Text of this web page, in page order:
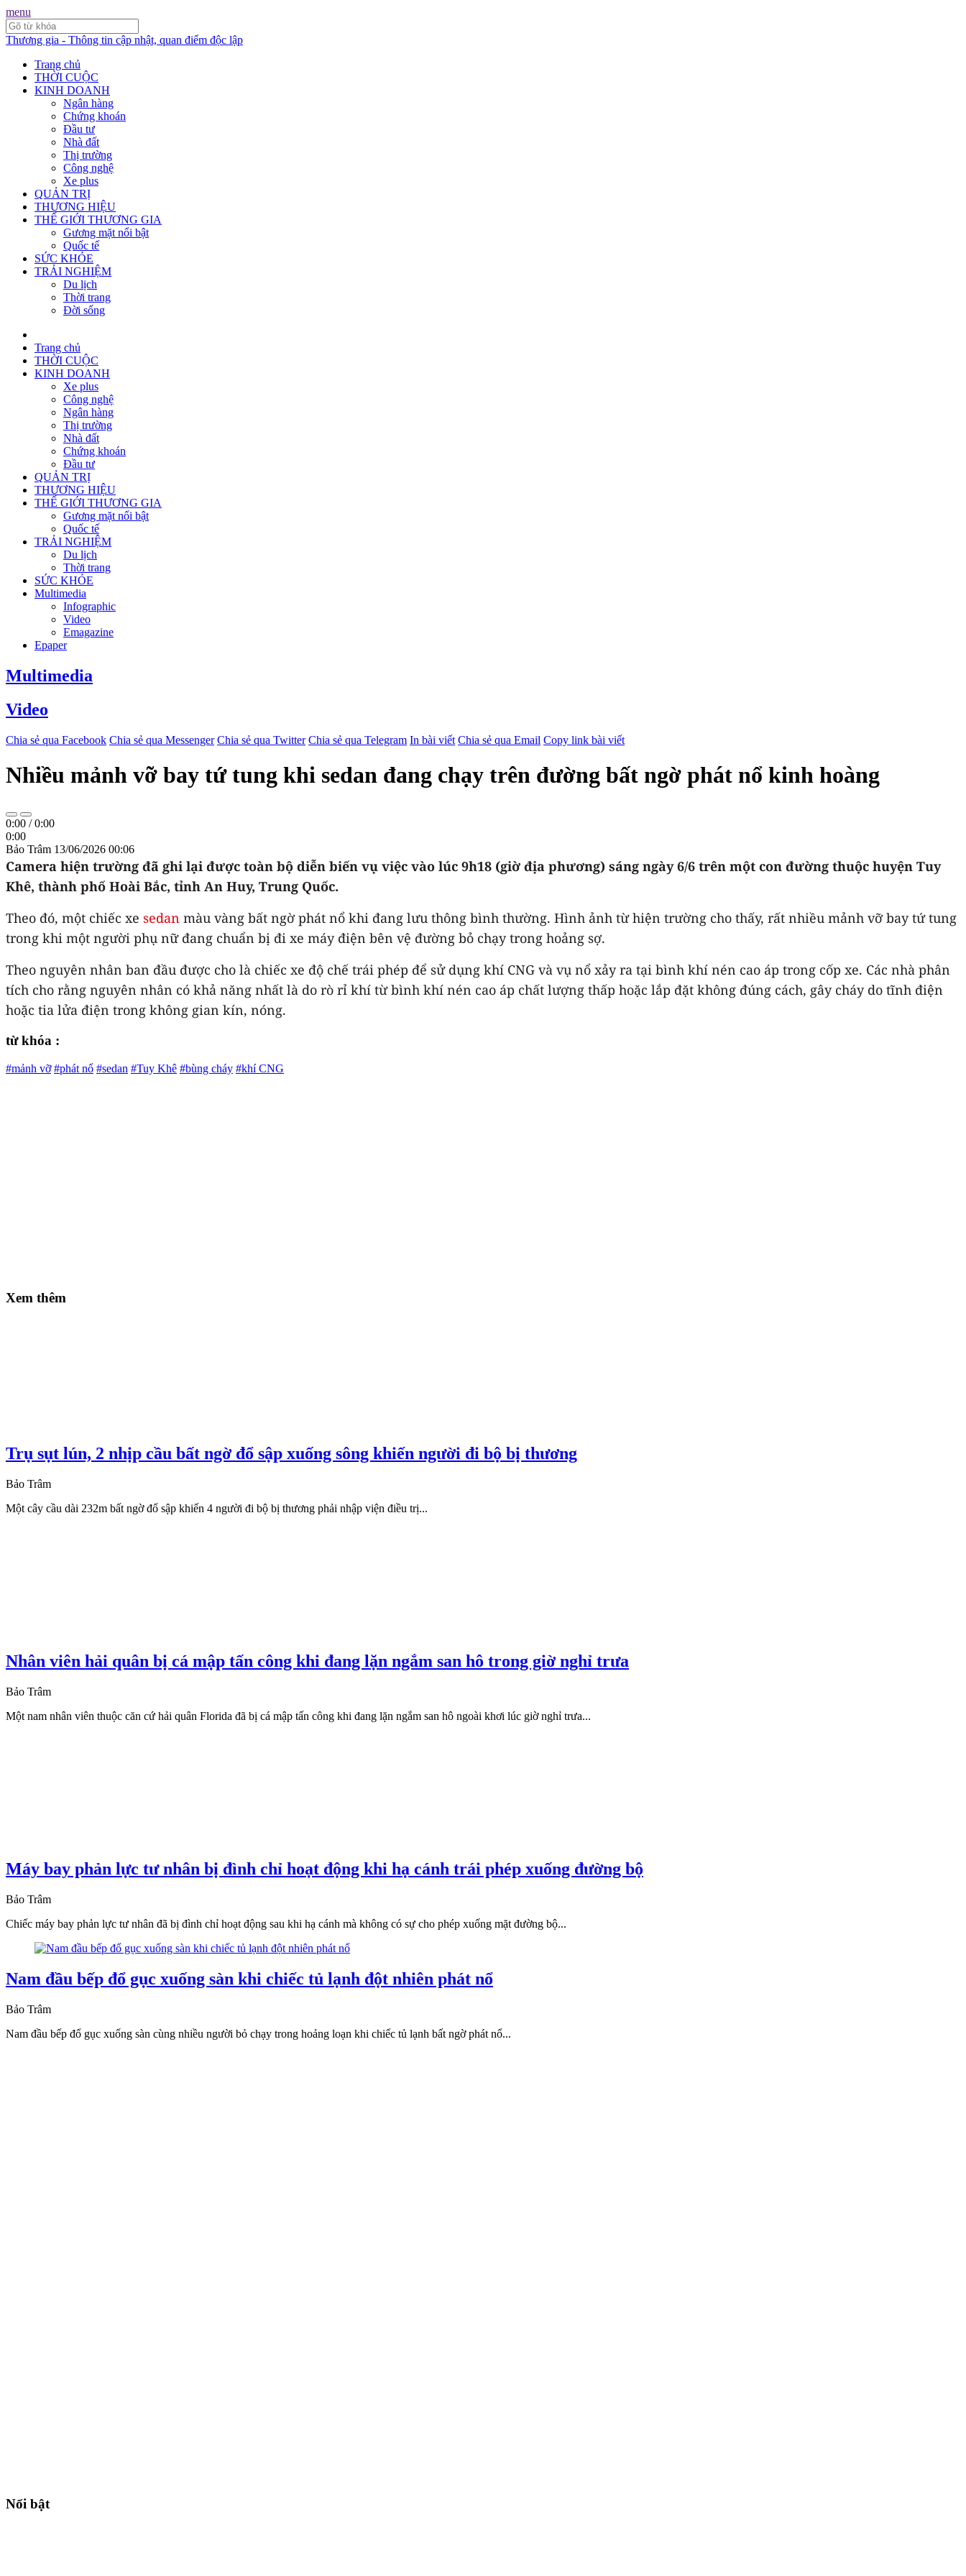
menu
Thương gia - Thông tin cập nhật, quan điểm độc lập
Trang chủ
THỜI CUỘC
KINH DOANH
Ngân hàng
Chứng khoán
Đầu tư
Nhà đất
Thị trường
Công nghệ
Xe plus
QUẢN TRỊ
THƯƠNG HIỆU
THẾ GIỚI THƯƠNG GIA
Gương mặt nổi bật
Quốc tế
SỨC KHỎE
TRẢI NGHIỆM
Du lịch
Thời trang
Đời sống
Trang chủ
THỜI CUỘC
KINH DOANH
Xe plus
Công nghệ
Ngân hàng
Thị trường
Nhà đất
Chứng khoán
Đầu tư
QUẢN TRỊ
THƯƠNG HIỆU
THẾ GIỚI THƯƠNG GIA
Gương mặt nổi bật
Quốc tế
TRẢI NGHIỆM
Du lịch
Thời trang
SỨC KHỎE
Multimedia
Infographic
Video
Emagazine
Epaper
Multimedia
Video
Chia sẻ qua Facebook Chia sẻ qua Messenger Chia sẻ qua Twitter Chia sẻ qua Telegram In bài viết Chia sẻ qua Email Copy link bài viết
Nhiều mảnh vỡ bay tứ tung khi sedan đang chạy trên đường bất ngờ phát nổ kinh hoàng
0:00 /0:00
0:00
Bảo Trâm 13/06/2026 00:06
Camera hiện trường đã ghi lại được toàn bộ diễn biến vụ việc vào lúc 9h18 (giờ địa phương) sáng ngày 6/6 trên một con đường thuộc huyện Tuy
Khê, thành phố Hoài Bắc, tỉnh An Huy, Trung Quốc.
Theo đó, một chiếc xe sedan màu vàng bất ngờ phát nổ khi đang lưu thông bình thường. Hình ảnh từ hiện trường cho thấy, rất nhiều mảnh vỡ bay tứ tung
trong khi một người phụ nữ đang chuẩn bị đi xe máy điện bên vệ đường bỏ chạy trong hoảng sợ.
Theo nguyên nhân ban đầu được cho là chiếc xe độ chế trái phép để sử dụng khí CNG và vụ nổ xảy ra tại bình khí nén cao áp trong cốp xe. Các nhà phân
tích cho rằng nguyên nhân có khả năng nhất là do rò rỉ khí từ bình khí nén cao áp chất lượng thấp hoặc lắp đặt không đúng cách, gây cháy do tĩnh điện
hoặc tia lửa điện trong không gian kín, nóng.
từ khóa :
#mảnh vỡ #phát nổ #sedan #Tuy Khê #bùng cháy #khí CNG
Xem thêm
Trụ sụt lún, 2 nhịp cầu bất ngờ đổ sập xuống sông khiến người đi bộ bị thương
Bảo Trâm
Một cây cầu dài 232m bất ngờ đổ sập khiến 4 người đi bộ bị thương phải nhập viện điều trị...
Nhân viên hải quân bị cá mập tấn công khi đang lặn ngắm san hô trong giờ nghỉ trưa
Bảo Trâm
Một nam nhân viên thuộc căn cứ hải quân Florida đã bị cá mập tấn công khi đang lặn ngắm san hô ngoài khơi lúc giờ nghỉ trưa...
Máy bay phản lực tư nhân bị đình chỉ hoạt động khi hạ cánh trái phép xuống đường bộ
Bảo Trâm
Chiếc máy bay phản lực tư nhân đã bị đình chỉ hoạt động sau khi hạ cánh mà không có sự cho phép xuống mặt đường bộ...
Nam đầu bếp đổ gục xuống sàn khi chiếc tủ lạnh đột nhiên phát nổ
Bảo Trâm
Nam đầu bếp đổ gục xuống sàn cùng nhiều người bỏ chạy trong hoảng loạn khi chiếc tủ lạnh bất ngờ phát nổ...
Nổi bật